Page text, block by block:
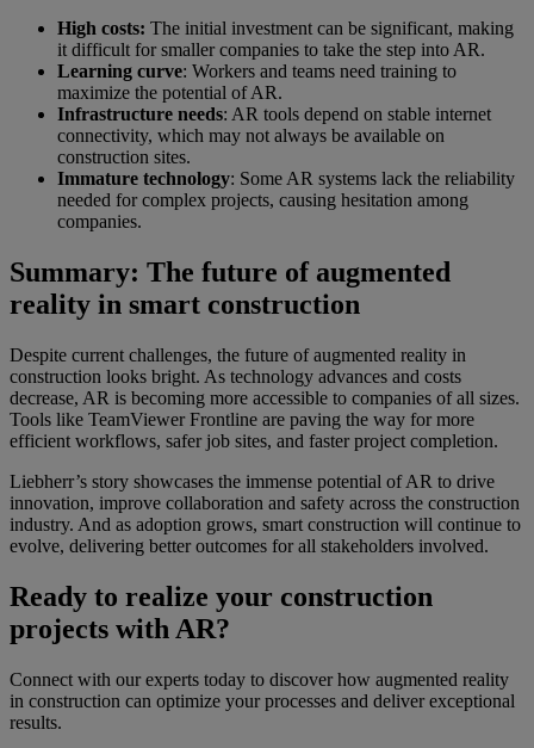
High costs: The initial investment can be significant, making
it difficult for smaller companies to take the step into AR.
Learning curve: Workers and teams need training to
maximize the potential of AR.
Infrastructure needs: AR tools depend on stable internet
connectivity, which may not always be available on
construction sites.
Immature technology: Some AR systems lack the reliability
needed for complex projects, causing hesitation among
companies.
Summary: The future of augmented
reality in smart construction
Despite current challenges, the future of augmented reality in
construction looks bright. As technology advances and costs
decrease, AR is becoming more accessible to companies of all sizes.
Tools like TeamViewer Frontline are paving the way for more
efficient workflows, safer job sites, and faster project completion.
Liebherr’s story showcases the immense potential of AR to drive
innovation, improve collaboration and safety across the construction
industry. And as adoption grows, smart construction will continue to
evolve, delivering better outcomes for all stakeholders involved.
Ready to realize your construction
projects with AR?
Connect with our experts today to discover how augmented reality
in construction can optimize your processes and deliver exceptional
results.